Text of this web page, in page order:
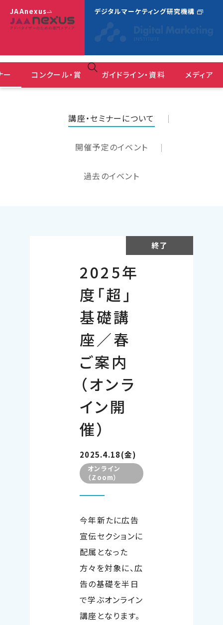
ー コンクール・賞 ガイドライン・資料 メディア
JAAnexus デジタルマーケティング研究機構
講座・セミナーについて
開催予定のイベント
過去のイベント
2025年
度「超」
基礎講
座／春
ご案内
（オンラ
イン開
催）
2025.4.18(金)
オンライン
（Zoom）
今年新たに広告
宣伝セクションに
配属となった
方々を対象に、広
告の基礎を半日
で学ぶオンライン
講座となります。
終了